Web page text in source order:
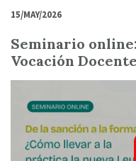
15/MAY/2026
Seminario
Vocación Docente